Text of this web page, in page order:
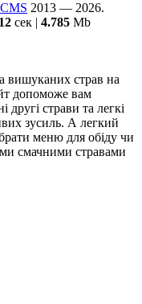
2013 — 2026.
сек | 4.785 Mb
вишуканих страв на
допоможе вам
другі страви та легкі
зусиль. А легкий
меню для обіду чи
смачними стравами